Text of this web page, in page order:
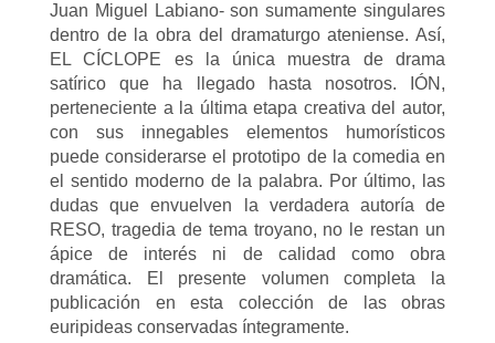
Juan Miguel Labiano- son sumamente singulares
dentro de la obra del dramaturgo ateniense. Así,
EL CÍCLOPE es la única muestra de drama
satírico que ha llegado hasta nosotros. IÓN,
perteneciente a la última etapa creativa del autor,
con sus innegables elementos humorísticos
puede considerarse el prototipo de la comedia en
el sentido moderno de la palabra. Por último, las
dudas que envuelven la verdadera autoría de
RESO, tragedia de tema troyano, no le restan un
ápice de interés ni de calidad como obra
dramática. El presente volumen completa la
publicación en esta colección de las obras
euripideas conservadas íntegramente.